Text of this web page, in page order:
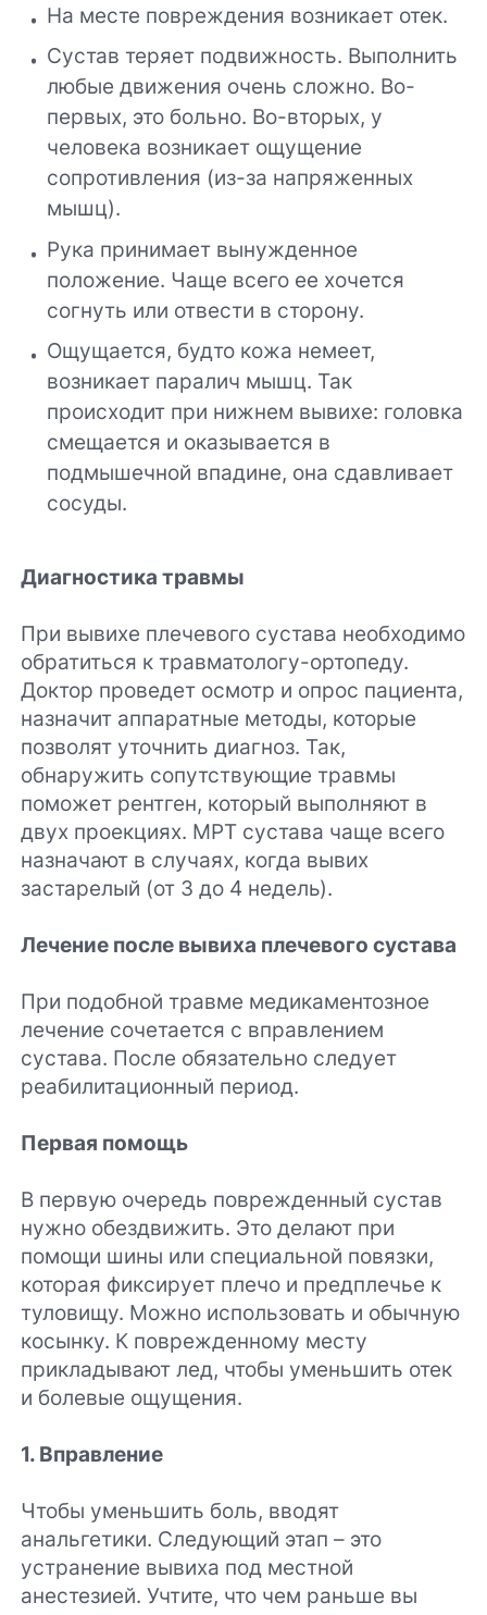
На месте повреждения возникает отек.
Сустав теряет подвижность. Выполнить
любые движения очень сложно. Во-
первых, это больно. Во-вторых, у
человека возникает ощущение
сопротивления (из-за напряженных
мышц).
Рука принимает вынужденное
положение. Чаще всего ее хочется
согнуть или отвести в сторону.
Ощущается, будто кожа немеет,
возникает паралич мышц. Так
происходит при нижнем вывихе: головка
смещается и оказывается в
подмышечной впадине, она сдавливает
сосуды.
Диагностика травмы
При вывихе плечевого сустава необходимо
обратиться к травматологу-ортопеду.
Доктор проведет осмотр и опрос пациента,
назначит аппаратные методы, которые
позволят уточнить диагноз. Так,
обнаружить сопутствующие травмы
поможет рентген, который выполняют в
двух проекциях. МРТ сустава чаще всего
назначают в случаях, когда вывих
застарелый (от 3 до 4 недель).
Лечение после вывиха плечевого сустава
При подобной травме медикаментозное
лечение сочетается с вправлением
сустава. После обязательно следует
реабилитационный период.
Первая помощь
В первую очередь поврежденный сустав
нужно обездвижить. Это делают при
помощи шины или специальной повязки,
которая фиксирует плечо и предплечье к
туловищу. Можно использовать и обычную
косынку. К поврежденному месту
прикладывают лед, чтобы уменьшить отек
и болевые ощущения.
1. Вправление
Чтобы уменьшить боль, вводят
анальгетики. Следующий этап – это
устранение вывиха под местной
анестезией. Учтите, что чем раньше вы